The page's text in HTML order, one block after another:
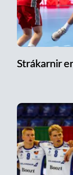
Strákarnir